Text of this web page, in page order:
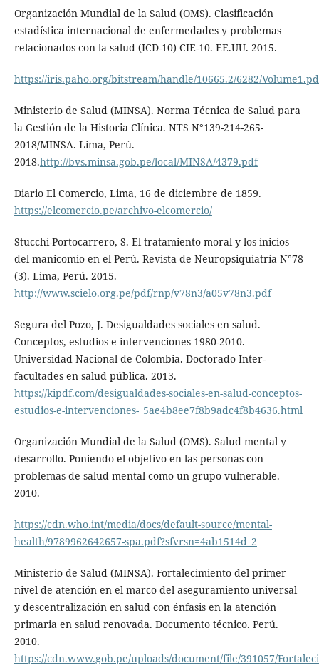
Organización Mundial de la Salud (OMS). Clasificación
estadística internacional de enfermedades y problemas
relacionados con la salud (ICD-10) CIE-10. EE.UU. 2015.
https://iris.paho.org/bitstream/handle/10665.2/6282/
Ministerio de Salud (MINSA). Norma Técnica de Salud para
la Gestión de la Historia Clínica. NTS N°139-214-265-
2018/MINSA. Lima, Perú.
2018.http://bvs.minsa.gob.pe/local/MINSA/4379.pdf
Diario El Comercio, Lima, 16 de diciembre de 1859.
https://elcomercio.pe/archivo-elcomercio/
Stucchi-Portocarrero, S. El tratamiento moral y los inicios
del manicomio en el Perú. Revista de Neuropsiquiatría N°78
(3). Lima, Perú. 2015.
http://www.scielo.org.pe/pdf/rnp/v78n3/a05v78n3.pdf
Segura del Pozo, J. Desigualdades sociales en salud.
Conceptos, estudios e intervenciones 1980-2010.
Universidad Nacional de Colombia. Doctorado Inter-
facultades en salud pública. 2013.
https://kipdf.com/desigualdades-sociales-en-salud-conceptos-
estudios-e-intervenciones-_5ae4b8ee7f8b9adc4f8b4636.html
Organización Mundial de la Salud (OMS). Salud mental y
desarrollo. Poniendo el objetivo en las personas con
problemas de salud mental como un grupo vulnerable.
2010.
https://cdn.who.int/media/docs/default-source/mental-
health/9789962642657-spa.pdf?sfvrsn=4ab1514d_2
Ministerio de Salud (MINSA). Fortalecimiento del primer
nivel de atención en el marco del aseguramiento universal
y descentralización en salud con énfasis en la atención
primaria en salud renovada. Documento técnico. Perú.
2010.
https://cdn.www.gob.pe/uploads/document/file/391057/